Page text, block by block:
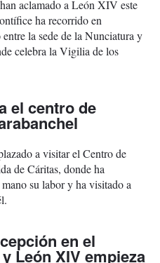
aclamado a León XIV este
ha recorrido en
la sede de la Nunciatura y
celebra la Vigilia de los
el centro de
a visitar el Centro de
de Cáritas, donde ha
su labor y ha visitado a
en el
León XIV empieza